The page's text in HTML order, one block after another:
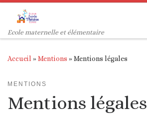
Passer au contenu
Ecole maternelle et élémentaire
Accueil »Mentions »Mentions légales
MENTIONS
Mentions légales